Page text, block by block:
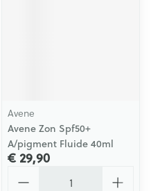
Avene
Avene Zon Spf50+
A/pigment Fluide 40ml
€ 29,90